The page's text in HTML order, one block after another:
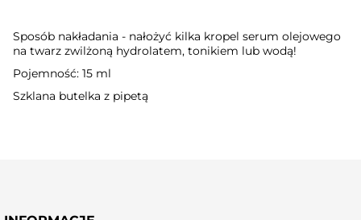
Sposób nakładania - nałożyć kilka kropel serum olejowego
na twarz zwilżoną hydrolatem, tonikiem lub wodą!
Pojemność: 15 ml
Szklana butelka z pipetą